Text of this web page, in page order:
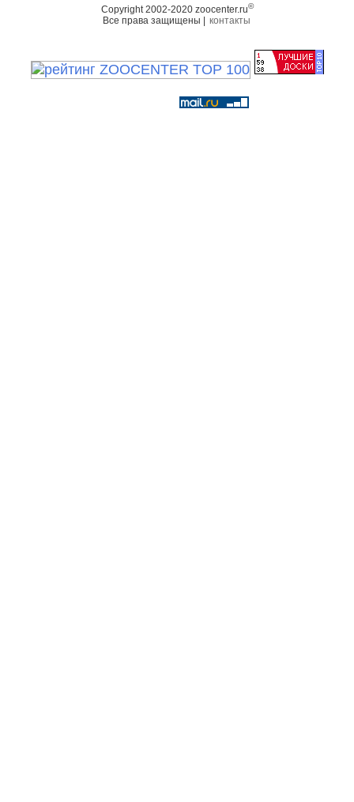
Copyright 2002-2020 zoocenter.ru©
Все права защищены | контакты